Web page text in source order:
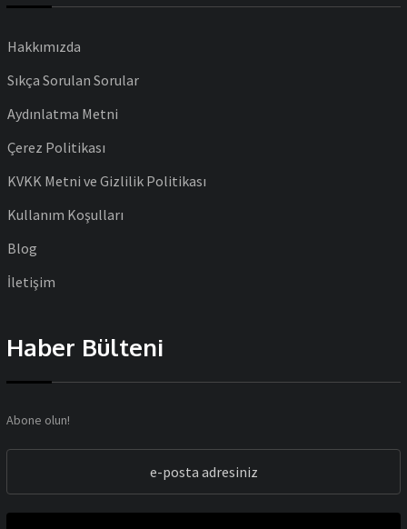
Hakkımızda
Sıkça Sorulan Sorular
Aydınlatma Metni
Çerez Politikası
KVKK Metni ve Gizlilik Politikası
Kullanım Koşulları
Blog
İletişim
Haber Bülteni
Abone olun!